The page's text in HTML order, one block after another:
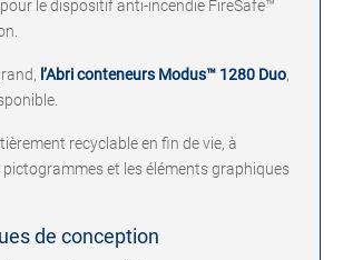
le dispositif anti-incendie FireSafe™
l’Abri conteneurs Modus™ 1280 Duo,
recyclable en fin de vie, à
et les éléments graphiques
de conception